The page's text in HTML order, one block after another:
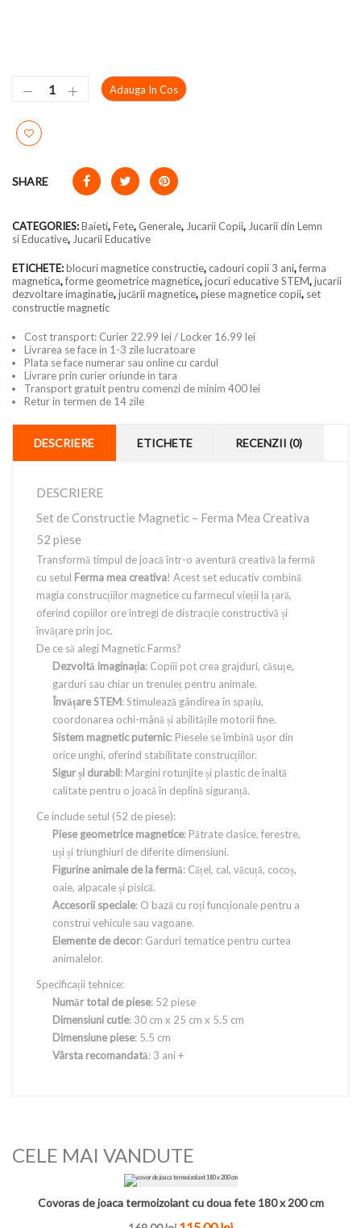
Adauga In Cos
SHARE
CATEGORIES:Baieti,Fete, Generale, Jucarii Copii, Jucarii din Lemn
si Educative, Jucarii Educative
ETICHETE:blocuri magnetice constructie,cadouri copii 3 ani,ferma
magnetica,forme geometrice magnetice,jocuri educative STEM,jucarii
dezvoltare imaginatie,jucării magnetice,piese magnetice copii, set
constructie magnetic
Cost transport: Curier 22.99 lei / Locker 16.99 lei
Livrarea se face in 1-3 zile lucratoare
Plata se face numerar sau online cu cardul
Livrare prin curier oriunde in tara
Transport gratuit pentru comenzi de minim 400 lei
Retur in termen de 14 zile
DESCRIERE ETICHETE RECENZII (0)
DESCRIERE
Set de Constructie Magnetic – Ferma Mea Creativa
52 piese
Transformă timpul de joacă într-o aventură creativă la fermă
cu setul Ferma mea creativa! Acest set educativ combină
magia construcțiilor magnetice cu farmecul vieții la țară,
oferind copiilor ore întregi de distracție constructivă și
învățare prin joc.
De ce să alegi Magnetic Farms?
Dezvoltă imaginația: Copiii pot crea grajduri, căsuțe,
garduri sau chiar un trenuleț pentru animale.
Învățare STEM: Stimulează gândirea în spațiu,
coordonarea ochi-mână și abilitățile motorii fine.
Sistem magnetic puternic: Piesele se îmbină ușor din
orice unghi, oferind stabilitate construcțiilor.
Sigur și durabil: Margini rotunjite și plastic de înaltă
calitate pentru o joacă în deplină siguranță.
Ce include setul (52 de piese):
Piese geometrice magnetice: Pătrate clasice, ferestre,
uși și triunghiuri de diferite dimensiuni.
Figurine animale de la fermă: Cățel, cal, văcuță, cocoș,
oaie, alpacale și pisică.
Accesorii speciale: O bază cu roți funcționale pentru a
construi vehicule sau vagoane.
Elemente de decor: Garduri tematice pentru curtea
animalelor.
Specificații tehnice:
Număr total de piese: 52 piese
Dimensiuni cutie: 30 cm x 25 cm x 5.5 cm
Dimensiune piese: 5.5 cm
Vârsta recomandată: 3 ani +
CELE MAI VANDUTE
Covoras de joaca termoizolant cu doua fete 180 x 200 cm